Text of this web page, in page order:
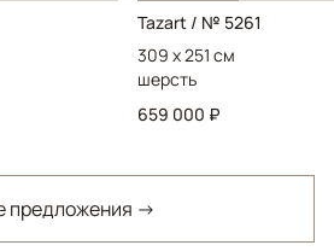
Tazart / № 5261
309 x 251 см
шерсть
659 000 ₽
предложения →